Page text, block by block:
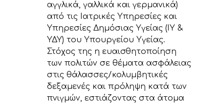
αγγλικά, γαλλικά και γερμανικά)
από τις Ιατρικές Υπηρεσίες και
Υπηρεσίες Δημόσιας Υγείας (ΙΥ &
ΥΔΥ) του Υπουργείου Υγείας.
Στόχος της η ευαισθητοποίηση
των πολιτών σε θέματα ασφάλειας
στις θάλασσες/κολυμβητικές
δεξαμενές και πρόληψη κατά των
πνιγμών, εστιάζοντας στα άτομα